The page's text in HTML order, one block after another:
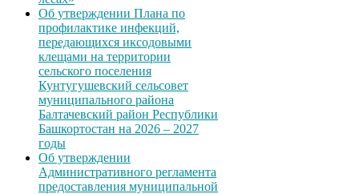
Об утверждении Плана по
профилактике инфекций,
передающихся иксодовыми
клещами на территории
сельского поселения
Кунтугушевский сельсовет
муниципального района
Балтачевский район Республики
Башкортостан на 2026 – 2027
годы
Об утверждении
Административного регламента
предоставления муниципальной